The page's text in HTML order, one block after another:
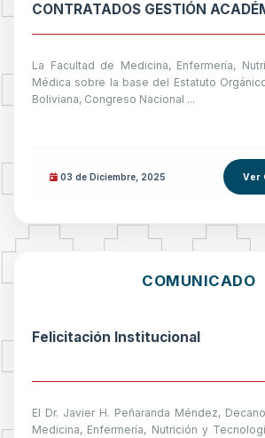
CONTRATADOS GESTIÓN
La Facultad de Medicina, Enfermería,
Médica sobre la base del Estatuto
Boliviana, Congreso Nacional ...
03 de Diciembre , 2025 Ver
COMUNICADO
Felicitación Institucional
El Dr. Javier H. Peñaranda Méndez,
Medicina, Enfermería, Nutrición y